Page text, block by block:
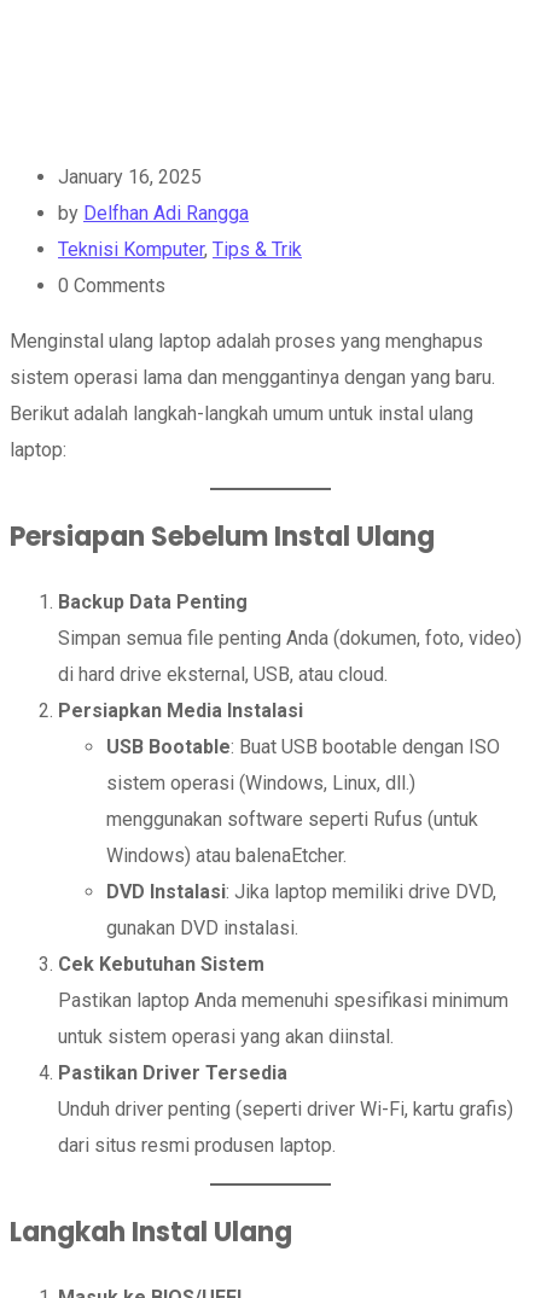
January 16, 2025
by Delfhan Adi Rangga
Teknisi Komputer, Tips & Trik
0 Comments
Menginstal ulang laptop adalah proses yang menghapus
sistem operasi lama dan menggantinya dengan yang baru.
Berikut adalah langkah-langkah umum untuk instal ulang
laptop:
Persiapan Sebelum Instal Ulang
Backup Data Penting
Simpan semua file penting Anda (dokumen, foto, video)
di hard drive eksternal, USB, atau cloud.
Persiapkan Media Instalasi
USB Bootable: Buat USB bootable dengan ISO
sistem operasi (Windows, Linux, dll.)
menggunakan software seperti Rufus (untuk
Windows) atau balenaEtcher.
DVD Instalasi: Jika laptop memiliki drive DVD,
gunakan DVD instalasi.
Cek Kebutuhan Sistem
Pastikan laptop Anda memenuhi spesifikasi minimum
untuk sistem operasi yang akan diinstal.
Pastikan Driver Tersedia
Unduh driver penting (seperti driver Wi-Fi, kartu grafis)
dari situs resmi produsen laptop.
Langkah Instal Ulang